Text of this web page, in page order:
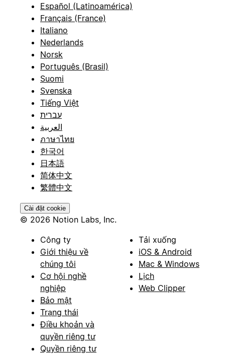
Español (Latinoamérica)
Français (France)
Italiano
Nederlands
Norsk
Português (Brasil)
Suomi
Svenska
Tiếng Việt
עברית
العربية
ภาษาไทย
한국어
日本語
简体中文
繁體中文
Cài đặt cookie
© 2026 Notion Labs, Inc.
Công ty
Giới thiệu về
chúng tôi
Cơ hội nghề
nghiệp
Bảo mật
Trạng thái
Điều khoản và
quyền riêng tư
Quyền riêng tư
Tải xuống
iOS & Android
Mac & Windows
Lịch
Web Clipper